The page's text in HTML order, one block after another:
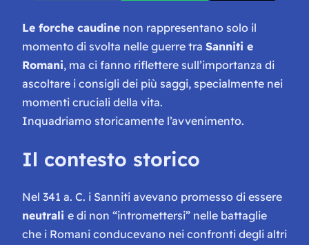
Le forche caudine non rappresentano solo il
momento di svolta nelle guerre tra Sanniti e
Romani, ma ci fanno riflettere sull’importanza di
ascoltare i consigli dei più saggi, specialmente nei
momenti cruciali della vita.
Inquadriamo storicamente l’avvenimento.
Il contesto storico
Nel 341 a. C. i Sanniti avevano promesso di essere
neutrali e di non “intromettersi” nelle battaglie
che i Romani conducevano nei confronti degli altri